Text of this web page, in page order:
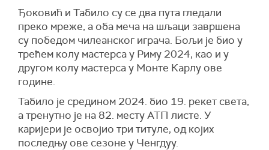
Ђоковић и Табило су се два пута гледали
преко мреже, а оба меча на шљаци завршена
су победом чилеанског играча. Бољи је био у
трећем колу мастерса у Риму 2024, као и у
другом колу мастерса у Монте Карлу ове
године.
Табило је средином 2024. био 19. рекет света,
а тренутно је на 82. месту АТП листе. У
каријери је освојио три титуле, од којих
последњу ове сезоне у Ченгдуу.